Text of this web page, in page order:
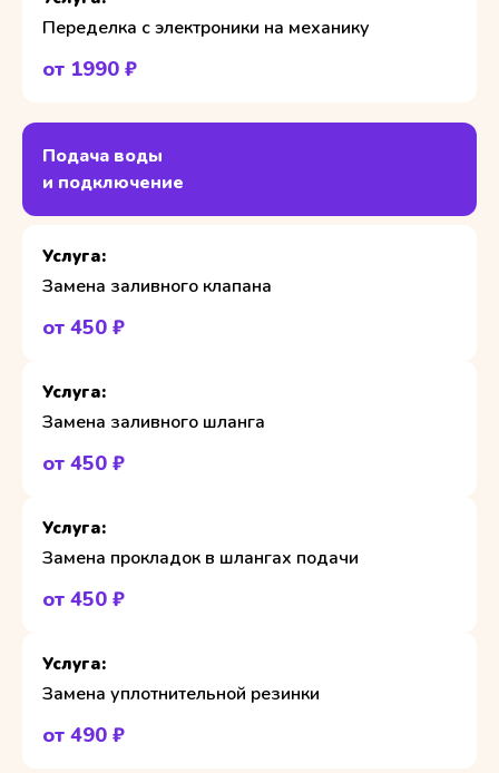
Переделка с электроники на механику
от 1990 ₽
Подача воды
и подключение
Замена заливного клапана
от 450 ₽
Замена заливного шланга
от 450 ₽
Замена прокладок в шлангах подачи
от 450 ₽
Замена уплотнительной резинки
от 490 ₽